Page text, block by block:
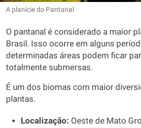
A planície do Pantanal
O pantanal é considerado a maior
Brasil. Isso ocorre em alguns
determinadas áreas podem ficar
totalmente submersas.
É um dos biomas com maior
plantas.
Localização: Oeste de Mato